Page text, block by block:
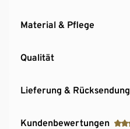
Material & Pflege
Qualität
Lieferung & Rücksendung
Kundenbewertungen